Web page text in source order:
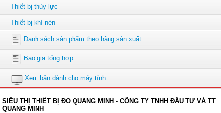
Thiết bị thủy lực
Thiết bị khí nén
Danh sách sản phẩm theo hãng sản xuất
Báo giá tổng hợp
Xem bản dành cho máy tính
SIÊU THỊ THIẾT BỊ ĐO QUANG MINH - CÔNG TY TNHH ĐẦU TƯ VÀ TT
QUANG MINH